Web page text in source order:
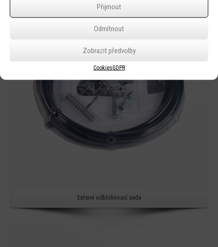
Přijmout
Odmítnout
Zobrazit předvolby
CookiesGDPR
Detail
Externí odblokovací sada